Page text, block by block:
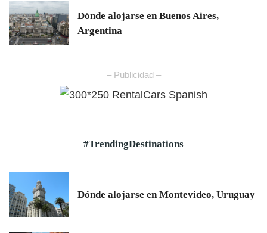
Dónde alojarse en Buenos Aires,
Argentina
– Publicidad –
#TrendingDestinations
Dónde alojarse en Montevideo, Uruguay